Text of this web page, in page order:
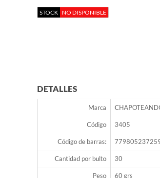
STOCK NO DISPONIBLE
DETALLES
Marca
Código 3405
Código de barras:
Cantidad por bulto 30
Peso 60 grs